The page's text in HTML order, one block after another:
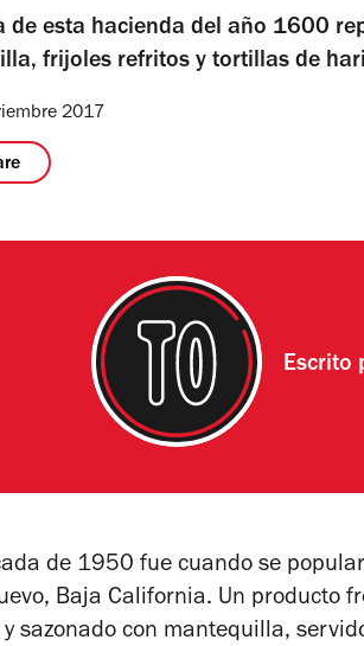
de esta hacienda del año 1600
frijoles refritos y tortillas de
2017
Escrito
de 1950 fue cuando se
Baja California. Un producto
sazonado con mantequilla,